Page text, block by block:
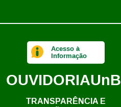
Acesso à
Informação
OUVIDORIAUnB
TRANSPARÊNCIA E